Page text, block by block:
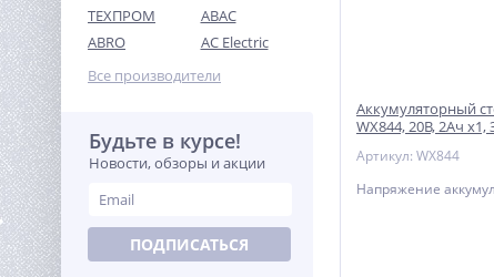
Винтоверт ударный акк.
Greenworks ID3170, 24V, б/
щет, 0-3200об/мин,
170Нм,1х2Ач, ЗУ, кор
3804907CUA
8 490
ТЕХПРОМ
ABAC
ABRO
AC Electric
Все производители
Будьте в курсе!
Новости, обзоры и акции
ПОДПИСАТЬСЯ
Аккумуляторный
WX844, 20В, 2Ач х1,
Артикул: WX844
Напряжение